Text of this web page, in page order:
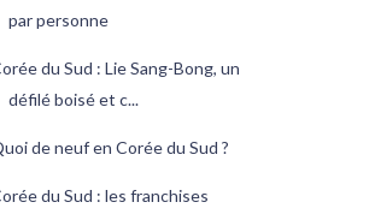
par personne
du Sud : Lie Sang-Bong, un
défilé boisé et c...
de neuf en Corée du Sud ?
du Sud : les franchises